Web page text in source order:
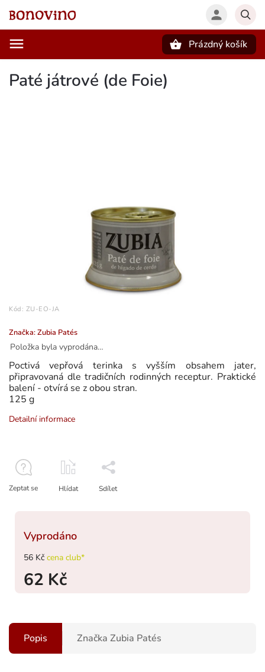
Prázdný košík
Paté játrové (de Foie)
Kód: ZU-EO-JA
Značka:Zubia Patés
56 Kč cena club*
62 Kč
Vyprodáno
Položka byla vyprodána…
Poctivá vepřová terinka s vyšším obsahem jater,
připravovaná dle tradičních rodinných receptur. Praktické
balení - otvírá se z obou stran.
125 g
Detailní informace
Zeptat se Hlídat Sdílet
Popis Značka Zubia Patés